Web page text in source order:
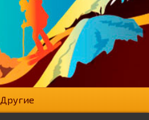
Другие